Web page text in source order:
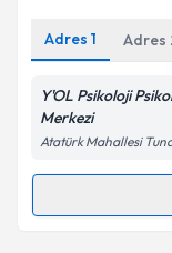
Adres 1 Adres
Y'OL Psikoloji
Merkezi
Atatürk Mahallesi
Randevu